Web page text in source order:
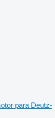
para Deutz-